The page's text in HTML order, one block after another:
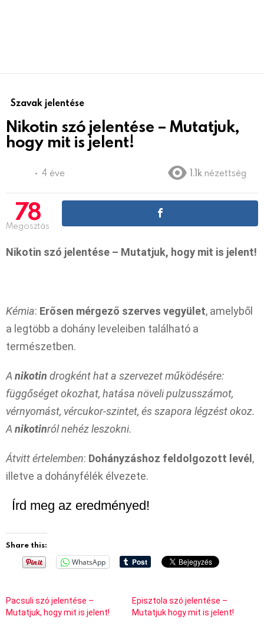
Szavak jelentése
Nikotin szó jelentése – Mutatjuk,
hogy mit is jelent!
4 éve 1.1k nézettség
78
Megosztás
Nikotin szó jelentése – Mutatjuk, hogy mit is jelent!
Kémia: Erősen mérgező szerves vegyület, amelyből
a legtöbb a dohány leveleiben található a
természetben.
A nikotin drogként hat a szervezet működésére:
függőséget okozhat, hatása növeli pulzusszámot,
vérnyomást, vércukor-szintet, és szapora légzést okoz.
A nikotinról nehéz leszokni.
Átvitt értelemben: Dohányzáshoz feldolgozott levél,
illetve a dohányfélék élvezete.
Írd meg az eredményed!
Share this:
WhatsApp
Pacsuli szó jelentése –
Mutatjuk, hogy mit is jelent!
Episztola szó jelentése –
Mutatjuk hogy mit is jelent!